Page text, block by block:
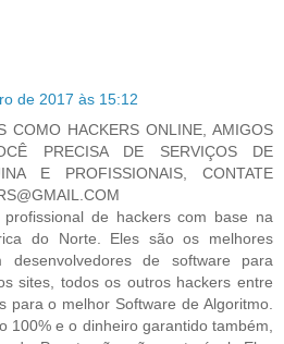
de 2017 às 15:12
COMO HACKERS ONLINE, AMIGOS
PRECISA DE SERVIÇOS DE
E PROFISSIONAIS, CONTATE
de hackers com base na
do Norte. Eles são os melhores
desenvolvedores de software para
sites, todos os outros hackers entre
para o melhor Software de Algoritmo.
100% e o dinheiro garantido também,